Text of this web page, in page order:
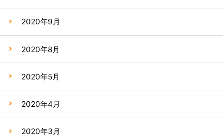
2020年9月
2020年8月
2020年5月
2020年4月
2020年3月